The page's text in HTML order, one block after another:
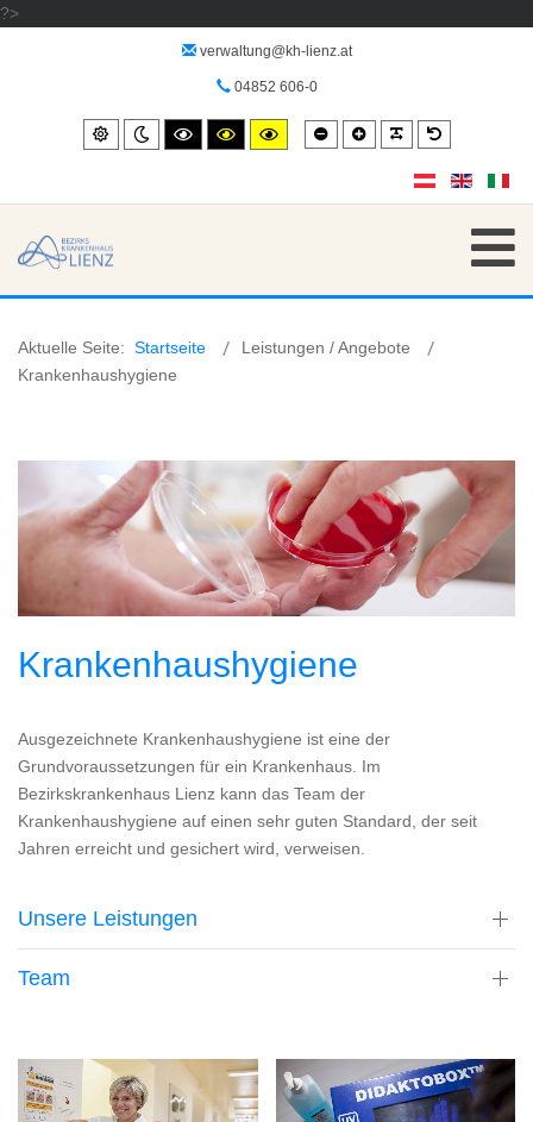
?>
verwaltung@kh-lienz.at
04852 606-0
Standard
Night
mode
High
contrast
High
contrast
High
contrast
Smaller
font
Larger
font
Default
font
Aktuelle Seite: Startseite
Leistungen / Angebote
Krankenhaushygiene
Krankenhaushygiene
Ausgezeichnete Krankenhaushygiene ist eine der
Grundvoraussetzungen für ein Krankenhaus. Im
Bezirkskrankenhaus Lienz kann das Team der
Krankenhaushygiene auf einen sehr guten Standard, der seit
Jahren erreicht und gesichert wird, verweisen.
Unsere Leistungen
Team